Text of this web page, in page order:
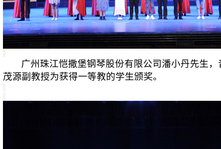
广州珠江恺撒堡钢琴股份有限公司潘小丹先生
茂源副教授为获得一等教的学生颁奖。